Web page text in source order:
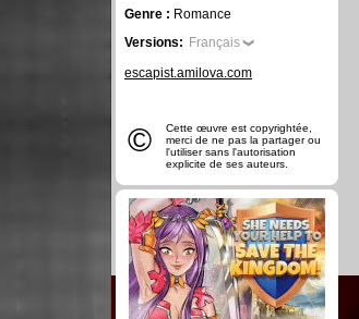
Genre : Romance
Versions: Français
escapist.amilova.com
©
Cette œuvre est copyrightée,
merci de ne pas la partager ou
l'utiliser sans l'autorisation
explicite de ses auteurs.